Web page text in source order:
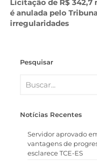
Licitação de R$
é anulada pelo
irregularidades
Pesquisar
Notícias Recentes
Servidor aprovado
vantagens de
esclarece TCE-ES